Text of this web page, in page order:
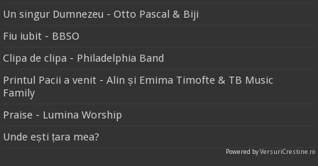
Un singur Dumnezeu - Otto Pascal & Biji
Fiu iubit - BBSO
Clipa de clipa - Philadelphia Band
Printul Pacii a venit - Alin și Emima Timofte & TB Music
Family
Praise - Lumina Worship
Unde ești țara mea?
Powered byVersuriCrestine.ro